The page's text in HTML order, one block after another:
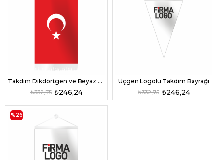
Takdim Dikdörtgen ve Beyaz Saçaklı Türk Bayrağı
₺246,24
₺332,75
Üçgen Logolu Takdim Bayrağı
₺246,24
₺332,75
%26